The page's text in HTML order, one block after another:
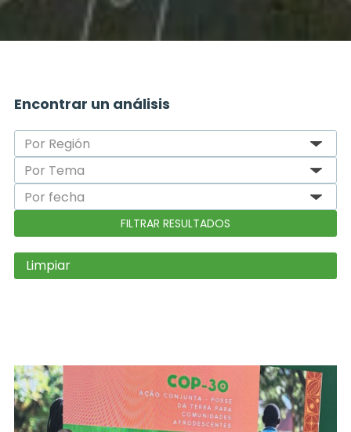
Encontrar un análisis
Limpiar